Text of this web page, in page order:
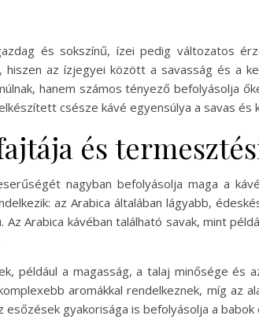
és sokszínű, ízei pedig változatos
az ízjegyei között a savasság és a
hanem számos tényező befolyásolja
csésze kávé egyensúlya a savas
és
nagyban befolyásolja maga a
az Arabica általában lágyabb,
Az Arabica kávéban található savak, mint
például a magasság, a talaj minősége
aromákkal rendelkeznek, míg
esőzések gyakorisága is befolyásolja a